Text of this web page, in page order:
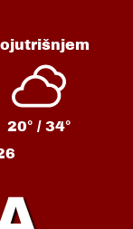
20° / 34°